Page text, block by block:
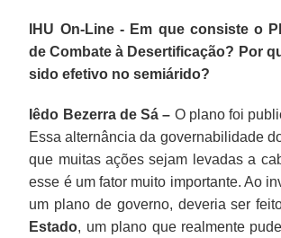
IHU On-Line - Em que consiste o
de Combate à Desertificação? Por
sido efetivo no semiárido?
Iêdo Bezerra de Sá – O plano foi
Essa alternância da governabilidade
que muitas ações sejam levadas a
esse é um fator muito importante. Ao
um plano de governo, deveria ser
Estado, um plano que realmente